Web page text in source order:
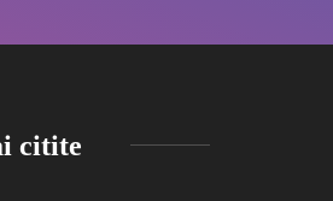
citite